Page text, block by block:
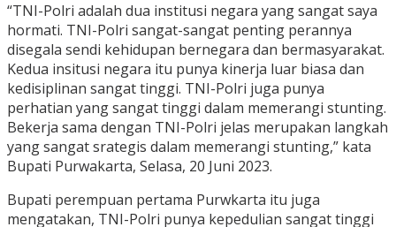
“TNI-Polri adalah dua institusi negara yang sangat saya
hormati. TNI-Polri sangat-sangat penting perannya
disegala sendi kehidupan bernegara dan bermasyarakat.
Kedua insitusi negara itu punya kinerja luar biasa dan
kedisiplinan sangat tinggi. TNI-Polri juga punya
perhatian yang sangat tinggi dalam memerangi stunting.
Bekerja sama dengan TNI-Polri jelas merupakan langkah
yang sangat srategis dalam memerangi stunting,” kata
Bupati Purwakarta, Selasa, 20 Juni 2023.
Bupati perempuan pertama Purwkarta itu juga
mengatakan, TNI-Polri punya kepedulian sangat tinggi